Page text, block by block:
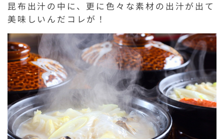
昆布出汁の中に、更に色々な素材の出汁が出て
美味しいんだコレが！